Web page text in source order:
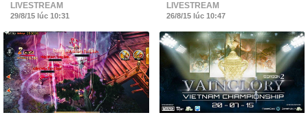
LIVESTREAM
29/8/15 lúc 10:31
LIVESTREAM
26/8/15 lúc 10:47